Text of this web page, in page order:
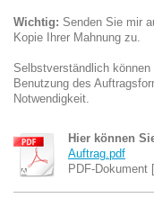
Wichtig: Senden Sie mir
Kopie Ihrer Mahnung zu.
Selbstverständlich
Benutzung des
Notwendigkeit.
Hier können
Auftrag.pdf
PDF-Dokument